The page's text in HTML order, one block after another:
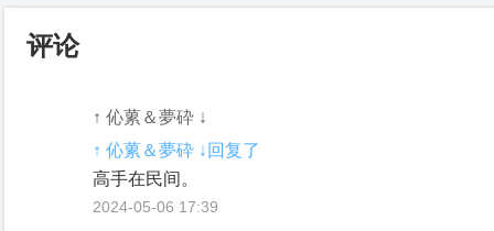
评论
↑ 伈蔂＆夢砕 ↓
↑ 伈蔂＆夢砕 ↓回复了
高手在民间。
2024-05-06 17:39